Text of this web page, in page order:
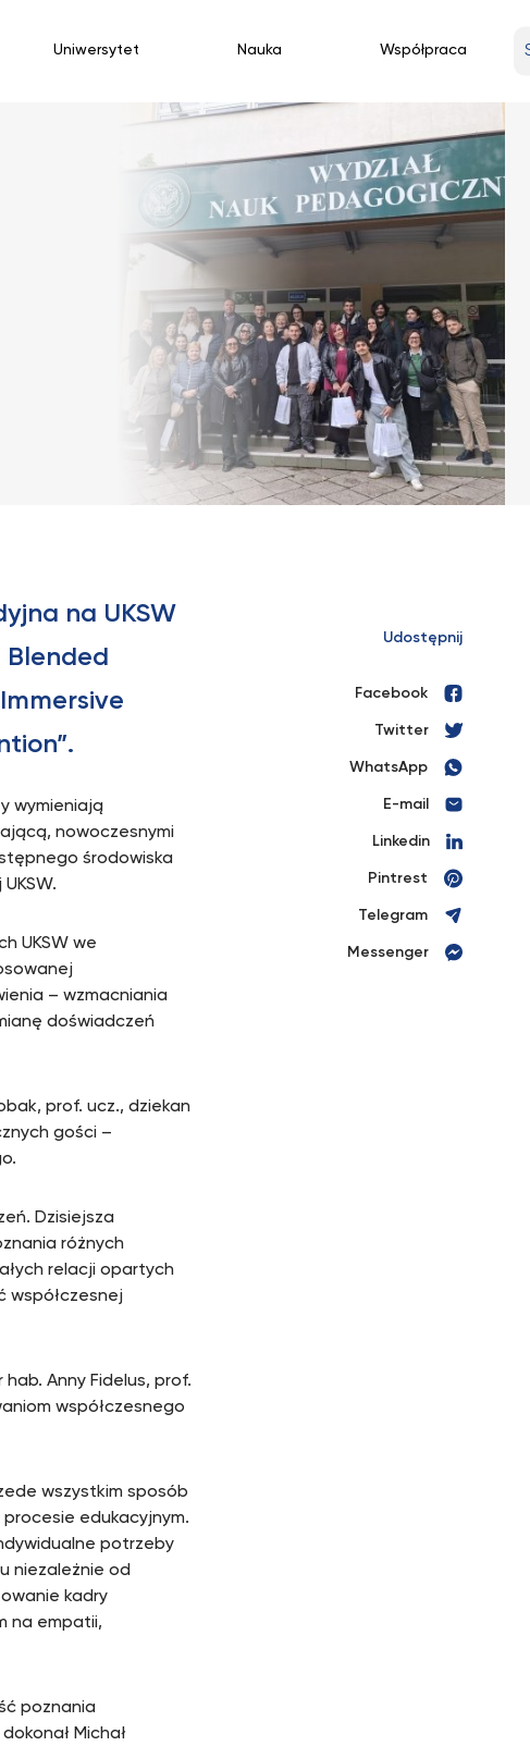
Uniwersytet Nauka Współpraca
na UKSW
wymieniają
nowoczesnymi
środowiska
UKSW we
– wzmacniania
doświadczeń
prof. ucz., dziekan
gości –
Dzisiejsza
różnych
relacji opartych
współczesnej
Anny Fidelus, prof.
współczesnego
wszystkim sposób
edukacyjnym.
potrzeby
niezależnie od
kadry
na empatii,
poznania
Michał
Udostępnij
Facebook
Twitter
WhatsApp
E-mail
Linkedin
Pintrest
Telegram
Messenger